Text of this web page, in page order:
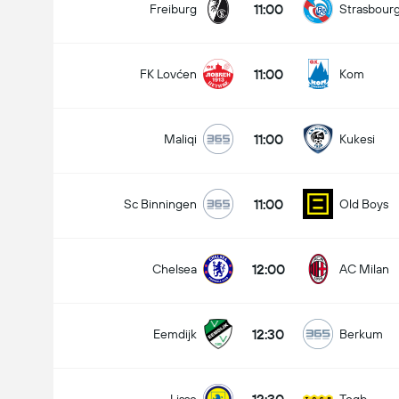
Freiburg 11:00
FK Lovćen 11:00 Kom
Maliqi 11:00 Kukesi
Sc Binningen 11:00 Old Boys
Chelsea 12:00 AC Milan
Eemdijk 12:30 Berkum